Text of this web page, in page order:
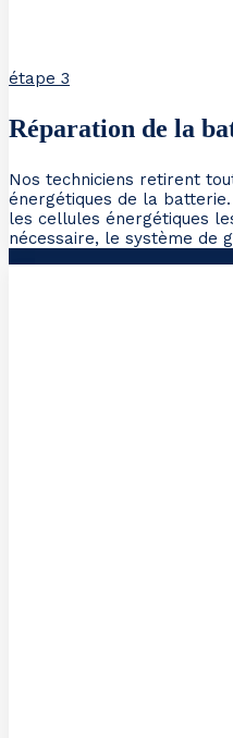
étape 3
Réparation de la
Nos techniciens retirent
énergétiques de la
les cellules énergétiques
nécessaire, le système de